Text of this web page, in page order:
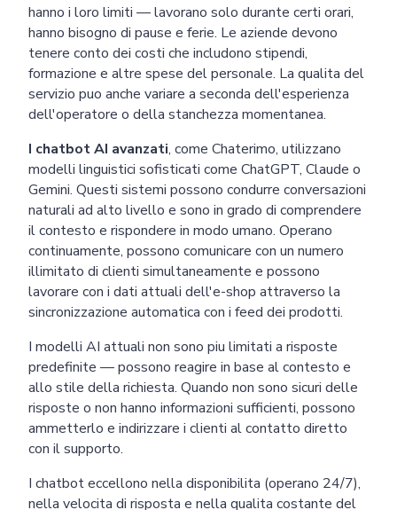
hanno i loro limiti — lavorano solo durante certi orari,
hanno bisogno di pause e ferie. Le aziende devono
tenere conto dei costi che includono stipendi,
formazione e altre spese del personale. La qualita del
servizio puo anche variare a seconda dell'esperienza
dell'operatore o della stanchezza momentanea.
I chatbot AI avanzati, come Chaterimo, utilizzano
modelli linguistici sofisticati come ChatGPT, Claude o
Gemini. Questi sistemi possono condurre conversazioni
naturali ad alto livello e sono in grado di comprendere
il contesto e rispondere in modo umano. Operano
continuamente, possono comunicare con un numero
illimitato di clienti simultaneamente e possono
lavorare con i dati attuali dell'e-shop attraverso la
sincronizzazione automatica con i feed dei prodotti.
I modelli AI attuali non sono piu limitati a risposte
predefinite — possono reagire in base al contesto e
allo stile della richiesta. Quando non sono sicuri delle
risposte o non hanno informazioni sufficienti, possono
ammetterlo e indirizzare i clienti al contatto diretto
con il supporto.
I chatbot eccellono nella disponibilita (operano 24/7),
nella velocita di risposta e nella qualita costante del